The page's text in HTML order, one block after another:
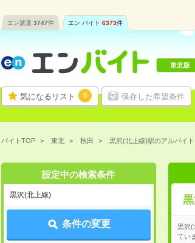
エン派遣 3747件 エン バイト 6373件
気になるリスト 0 保存した希望条件
東北版
バイトTOP 東北 秋田 黒沢(北上線)駅のアルバイ
設定中の検索条件
黒沢(北上線)
条件の変更 黒沢(
てい